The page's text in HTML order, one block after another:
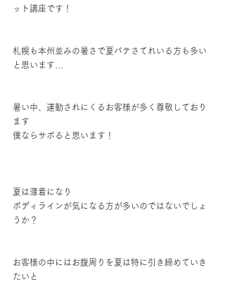
ット講座です！
札幌も本州並みの暑さで夏バテさてれいる方も多い
と思います…
暑い中、運動されにくるお客様が多く尊敬しており
ます
僕ならサボると思います！
夏は薄着になり
ボディラインが気になる方が多いのではないでしょ
うか？
お客様の中にはお腹周りを夏は特に引き締めていき
たいと